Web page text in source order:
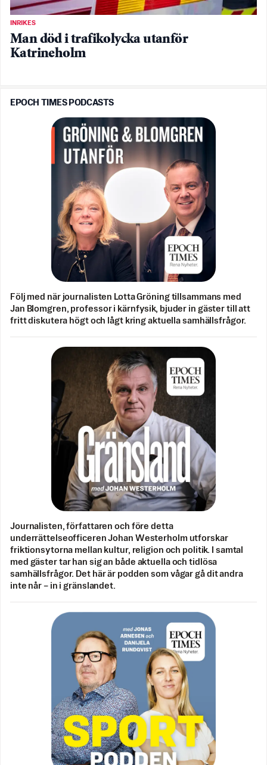
INRIKES
Man död i trafikolycka utanför
Katrineholm
EPOCH TIMES PODCASTS
Följ med när journalisten Lotta Gröning tillsammans med
Jan Blomgren, professor i kärnfysik, bjuder in gäster till att
fritt diskutera högt och lågt kring aktuella samhällsfrågor.
Journalisten, författaren och före detta
underrättelseofficeren Johan Westerholm utforskar
friktionsytorna mellan kultur, religion och politik. I samtal
med gäster tar han sig an både aktuella och tidlösa
samhällsfrågor. Det här är podden som vågar gå dit andra
inte når – in i gränslandet.